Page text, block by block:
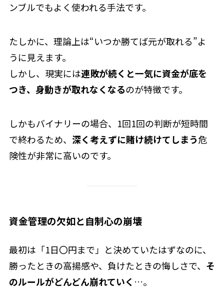
ンブルでもよく使われる手法です。
たしかに、理論上は“いつか勝てば元が取れる”よ
うに見えます。
しかし、現実には連敗が続くと一気に資金が底を
つき、身動きが取れなくなるのが特徴です。
しかもバイナリーの場合、1回1回の判断が短時間
で終わるため、 深く考えずに賭け続けてしまう危
険性が非常に高いのです。
資金管理の欠如と自制心の崩壊
最初は「1日〇円まで」と決めていたはずなのに、
勝ったときの高揚感や、負けたときの悔しさで、 そ
のルールがどんどん崩れていく …。